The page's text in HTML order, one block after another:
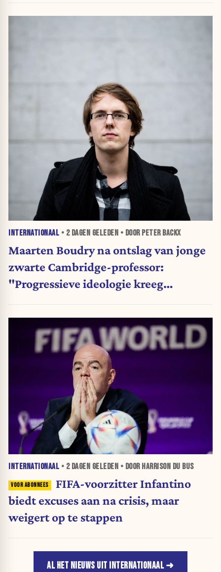
INTERNATIONAAL • 2 DAGEN GELEDEN • DOOR PETER BACKX
Maarten Boudry na ontslag van jonge
zwarte Cambridge-professor:
"Progressieve ideologie kreeg
INTERNATIONAAL • 2 DAGEN GELEDEN • DOOR HARRISON DU BUS
FIFA-voorzitter Infantino
biedt excuses aan na crisis, maar
weigert op te stappen
AL HET NIEUWS UIT INTERNATIONAAL